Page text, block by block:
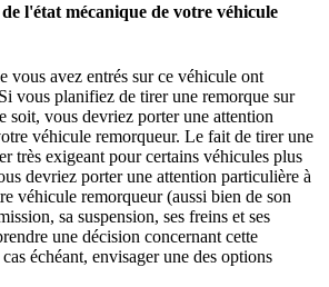
l'état mécanique de votre véhicule
vous avez entrés sur ce véhicule ont
vous planifiez de tirer une remorque sur
soit, vous devriez porter une attention
véhicule remorqueur. Le fait de tirer une
très exigeant pour certains véhicules plus
devriez porter une attention particulière à
véhicule remorqueur (aussi bien de son
sa suspension, ses freins et ses
une décision concernant cette
échéant, envisager une des options